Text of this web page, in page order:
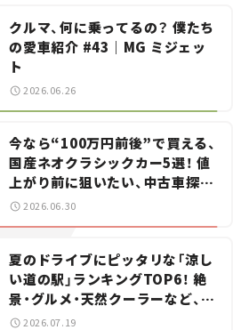
クルマ、何に乗ってるの？ 僕たち
の愛車紹介 #43｜MG ミジェッ
ト
2026.06.26
今なら“100万円前後”で買える、
国産ネオクラシックカー5選！ 値
上がり前に狙いたい、中古車探し
をお手伝い――ちょっとイケてるマ
イカー選び #02
2026.06.30
夏のドライブにピッタリな「涼し
い道の駅」ランキングTOP6！ 絶
景・グルメ・天然クーラーなど、避
暑におすすめのスポットを紹介
2026.07.19